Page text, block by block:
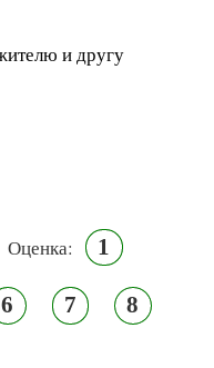
и другу
Оценка: 1
6 7 8